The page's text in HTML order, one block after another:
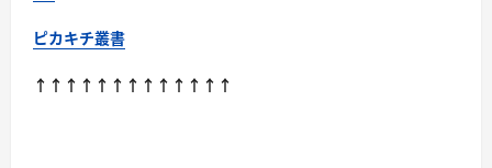
ピカキチ叢書
↑↑↑↑↑↑↑↑↑↑↑↑↑